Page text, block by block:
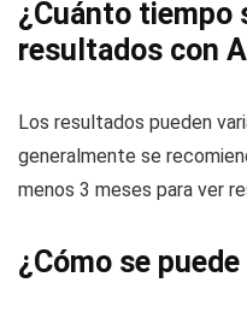
¿Cuánto tiempo
resultados con
Los resultados pueden
generalmente se
menos 3 meses para ver
¿Cómo se